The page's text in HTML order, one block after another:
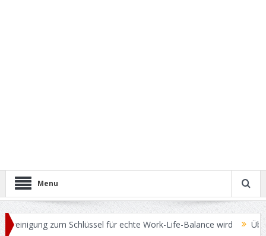
Menu
zum Schlüssel für echte Work-Life-Balance wird